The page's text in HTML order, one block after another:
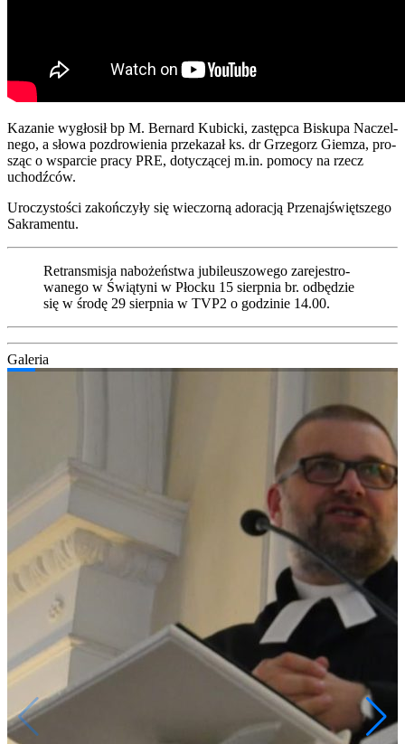
Kaza­nie wygło­sił bp M. Ber­nard Kubic­ki, zastęp­ca Bisku­pa Naczel­
ne­go, a sło­wa pozdro­wie­nia prze­ka­zał ks. dr Grze­gorz Giem­za, pro­
sząc o wspar­cie pra­cy PRE, doty­czą­cej m.in. pomo­cy na rzecz
uchodź­ców.
Uro­czy­sto­ści zakoń­czy­ły się wie­czor­ną ado­ra­cją Prze­naj­święt­sze­go
Sakra­men­tu.
Retrans­mi­sja nabo­żeń­stwa jubi­le­uszo­we­go zare­je­stro­
wa­ne­go w Świą­ty­ni w Płoc­ku 15 sierp­nia br. odbę­dzie
się w śro­dę 29 sierp­nia w TVP2 o godzi­nie 14.00.
Gale­ria